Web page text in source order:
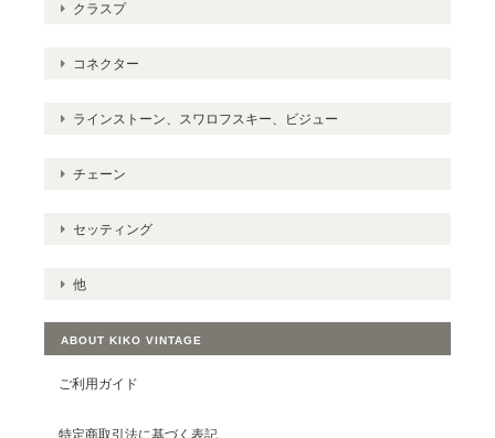
クラスプ
コネクター
ラインストーン、スワロフスキー、ビジュー
チェーン
セッティング
他
ABOUT KIKO VINTAGE
ご利用ガイド
特定商取引法に基づく表記